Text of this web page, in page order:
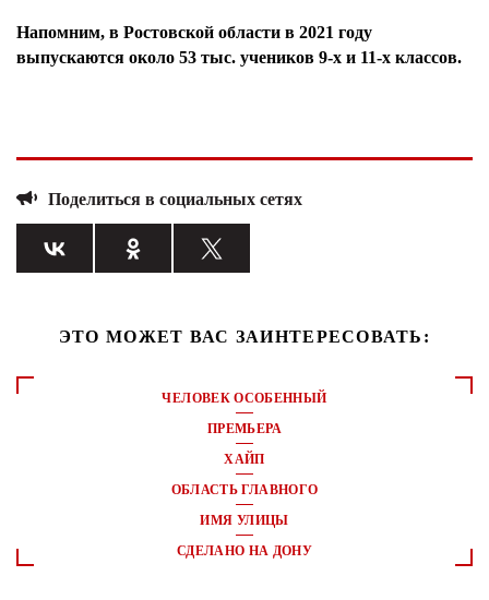
Напомним, в Ростовской области в 2021 году
выпускаются около 53 тыс. учеников 9-х и 11-х классов.
Поделиться в социальных сетях
ЭТО МОЖЕТ ВАС ЗАИНТЕРЕСОВАТЬ:
ЧЕЛОВЕК ОСОБЕННЫЙ
ПРЕМЬЕРА
ХАЙП
ОБЛАСТЬ ГЛАВНОГО
ИМЯ УЛИЦЫ
СДЕЛАНО НА ДОНУ